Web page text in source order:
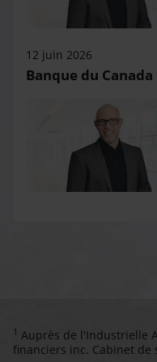
12 juin 2026
Banque du
1 Auprès de l'Industrielle
financiers inc. Cabinet de